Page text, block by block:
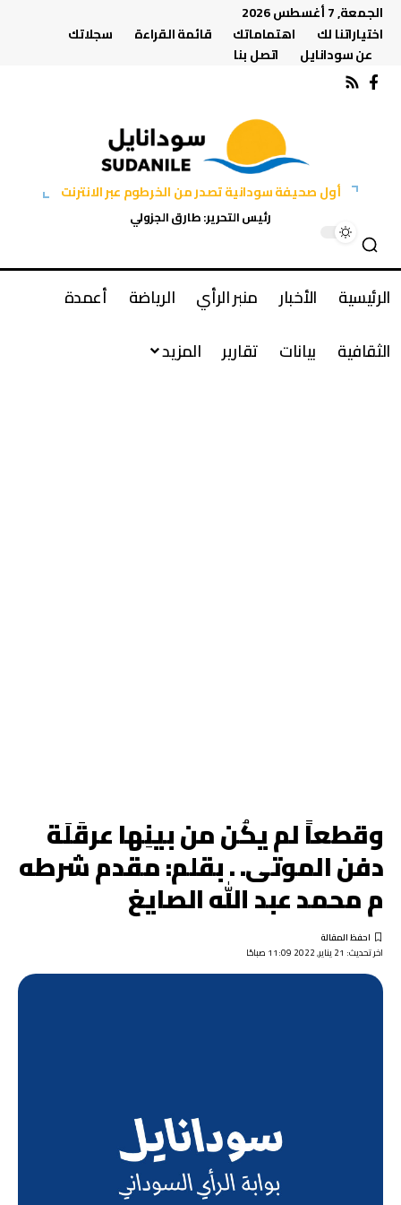
الجمعة, 7 أغسطس 2026
اختياراتنا لك
اهتماماتك قائمة القراءة
سجلاتك
عن سودانايل
اتصل بنا
أول صحيفة سودانية تصدر من الخرطوم عبر الانترنت
رئيس التحرير: طارق الجزولي
الرئيسية الأخبار منبر الرأي الرياضة
أعمدة
الثقافية
بيانات تقارير المزيد
وقطعاً لم يكُن من بينِها عرقَلَة
دفن الموتى. . بقلم: مقدم شرطه
م محمد عبد الله الصايغ
اخر تحديث: 21 يناير, 2022 11:09 صباحًا